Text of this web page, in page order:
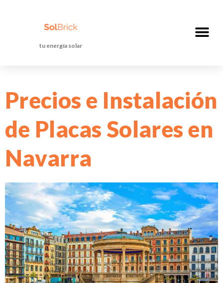
tu energía solar
Precios e Instalación
de Placas Solares en
Navarra